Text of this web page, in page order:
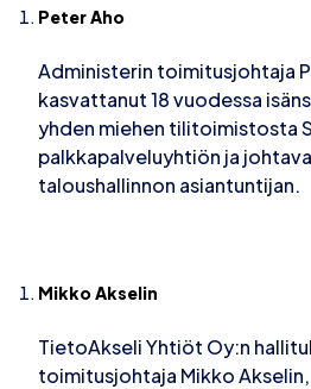
Peter Aho
Administerin toimitusjohtaja
kasvattanut 18 vuodessa
yhden miehen tilitoimistosta
palkkapalveluyhtiön ja
taloushallinnon asiantuntijan.
Mikko Akselin
TietoAkseli Yhtiöt Oy:n
toimitusjohtaja Mikko